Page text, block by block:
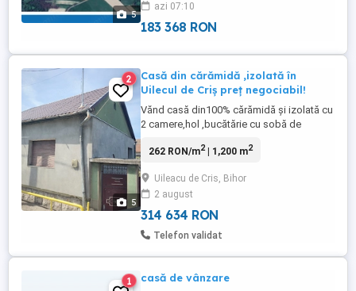
5
...
azi 07:10
183 368 RON
5
2
Casă din cărămidă ,izolată în
Uilecul de Criș preț negociabil!
Vănd casă din100% cărămidă și izolată cu
2 camere,hol ,bucătărie cu sobă de
și pivniță! Casa are curte mare cu anexe
pentru ustensile de grădină),cu grădină
interioară și exterioară mare! Prețul este
negociabil în limita bunului ...
262 RON/m2| 1,200 m2
Uileacu de Cris, Bihor
2 august
314 634 RON
Telefon validat
1 casă de vânzare